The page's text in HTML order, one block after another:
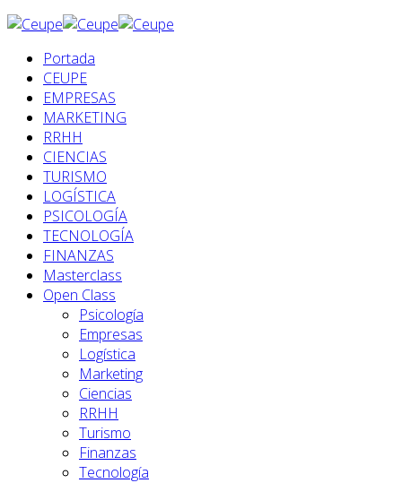
Portada
CEUPE
EMPRESAS
MARKETING
RRHH
CIENCIAS
TURISMO
LOGÍSTICA
PSICOLOGÍA
TECNOLOGÍA
FINANZAS
Masterclass
Open Class
Psicología
Empresas
Logística
Marketing
Ciencias
RRHH
Turismo
Finanzas
Tecnología